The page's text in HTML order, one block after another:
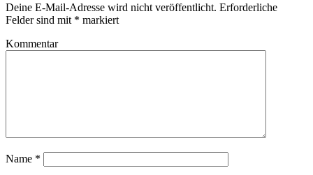
Deine E-Mail-Adresse wird nicht veröffentlicht. Erforderliche
Felder sind mit * markiert
Kommentar
Name *